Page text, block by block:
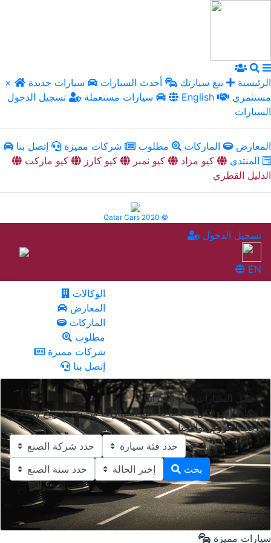
× الرئيسية بيع سيارتك أحدث السيارات
سيارات جديدة
سيارات مستعملة
تسجيل الدخول English
السيارات
المعارض الماركات مطلوب شركات مميزة
إتصل بنا
المنتدى
كيو مزاد كيو نمبر كيو كارز
كيو ماركت
الدليل القطري
Qatar Cars 2020 ©
تسجيل الدخول
EN
الوكالات
المعارض
الماركات
مطلوب
شركات مميزة
إتصل بنا
افضل السيارات لكل الميزانيات
مكان واحد لكل ما تحتاجه عن السيارات من شراء وبيع وتصفح
أجدد العروض والأخبار
بحث
سيارات مميزة